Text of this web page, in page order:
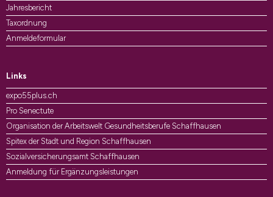
Jahresbericht
Taxordnung
Anmeldeformular
Links
expo55plus.ch
Pro Senectute
Organisation der Arbeitswelt Gesundheitsberufe Schaffhausen
Spitex der Stadt und Region Schaffhausen
Sozialversicherungsamt Schaffhausen
Anmeldung für Ergänzungsleistungen